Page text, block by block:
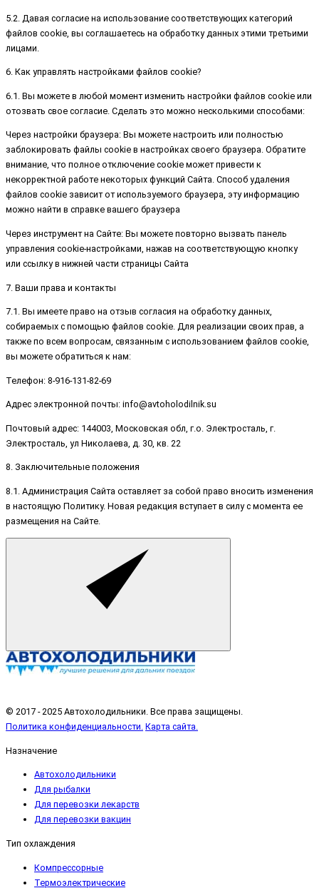
5.2. Давая согласие на использование соответствующих категорий
файлов cookie, вы соглашаетесь на обработку данных этими третьими
лицами.
6. Как управлять настройками файлов cookie?
6.1. Вы можете в любой момент изменить настройки файлов cookie или
отозвать свое согласие. Сделать это можно несколькими способами:
Через настройки браузера: Вы можете настроить или полностью
заблокировать файлы cookie в настройках своего браузера. Обратите
внимание, что полное отключение cookie может привести к
некорректной работе некоторых функций Сайта. Способ удаления
файлов cookie зависит от используемого браузера, эту информацию
можно найти в справке вашего браузера
Через инструмент на Сайте: Вы можете повторно вызвать панель
управления cookie-настройками, нажав на соответствующую кнопку
или ссылку в нижней части страницы Сайта
7. Ваши права и контакты
7.1. Вы имеете право на отзыв согласия на обработку данных,
собираемых с помощью файлов cookie. Для реализации своих прав, а
также по всем вопросам, связанным с использованием файлов cookie,
вы можете обратиться к нам:
Телефон: 8-916-131-82-69
Адрес электронной почты: info@avtoholodilnik.su
Почтовый адрес: 144003, Московская обл, г.о. Электросталь, г.
Электросталь, ул Николаева, д. 30, кв. 22
8. Заключительные положения
8.1. Администрация Сайта оставляет за собой право вносить изменения
в настоящую Политику. Новая редакция вступает в силу с момента ее
размещения на Сайте.
© 2017 - 2025 Автохолодильники. Все права защищены.
Политика конфиденциальности. Карта сайта.
Назначение
Автохолодильники
Для рыбалки
Для перевозки лекарств
Для перевозки вакцин
Тип охлаждения
Компрессорные
Термоэлектрические